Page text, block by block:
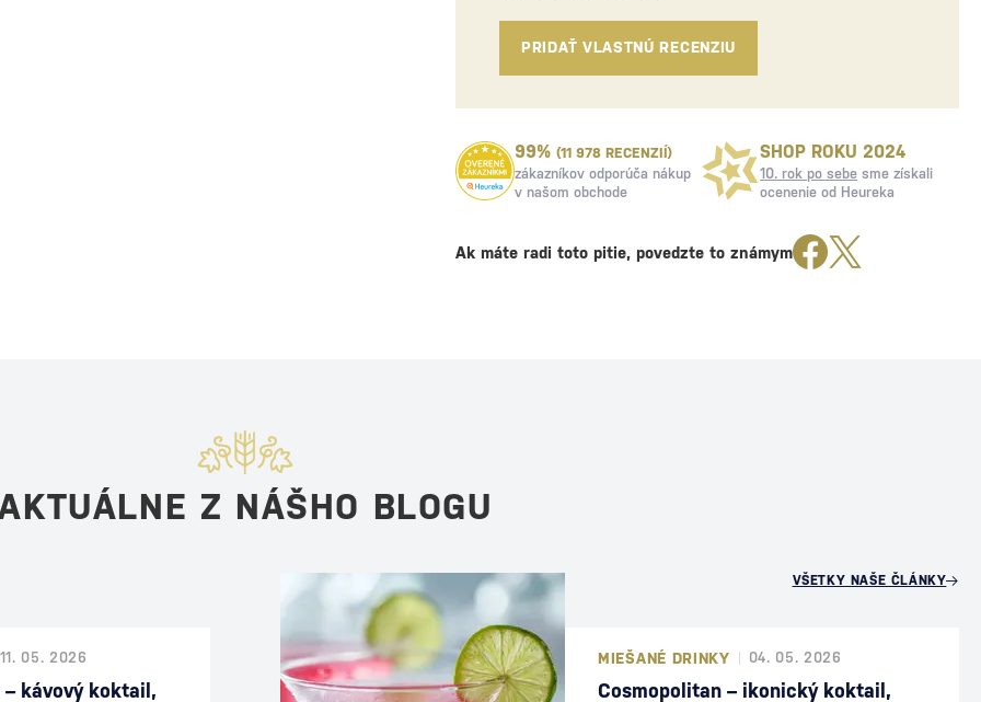
PRIDAŤ VLASTNÚ RECENZIU
99% (11 978 RECENZIÍ)
zákazníkov odporúča nákup
v našom obchode
SHOP ROKU 2024
10. rok po sebe sme získali
ocenenie od Heureka
Ak máte radi toto pitie, povedzte to známym
Z NÁŠHO BLOGU
11. 05. 2026
kávový koktail,
MIEŠANÉ DRINKY 04. 05. 2026
Cosmopolitan – ikonický koktail,
VŠETKY NAŠE ČLÁNKY